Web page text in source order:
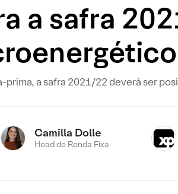
a safra
a safra 2021/22 deverá ser
Camilla Dolle
Head de Renda Fixa